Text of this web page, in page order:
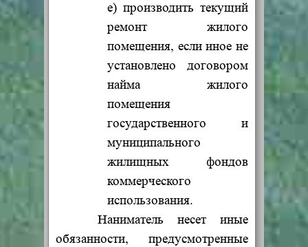
е) производить текущий
ремонт жилого
помещения, если иное не
установлено договором
найма жилого
помещения
государственного и
муниципального
жилищных фондов
коммерческого
использования.
Наниматель несет иные
обязанности, предусмотренные